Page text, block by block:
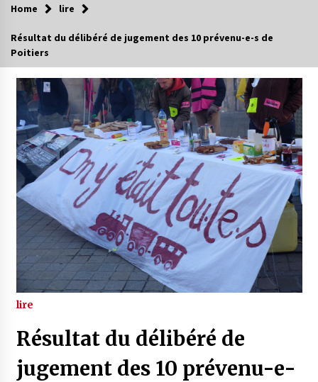
Home lire
Résultat du délibéré de jugement des 10 prévenu-e-s de
Poitiers
lire
Résultat du délibéré de
jugement des 10 prévenu-e-